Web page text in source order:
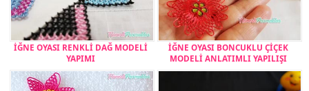
İĞNE OYASI RENKLİ DAĞ MODELİ
YAPIMI
İĞNE OYASI BONCUKLU ÇİÇEK
MODELİ ANLATIMLI YAPILIŞI